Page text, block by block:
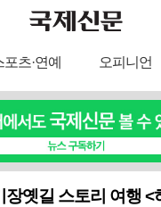
포츠·연예 오피니언
장옛길 스토리 여행 <